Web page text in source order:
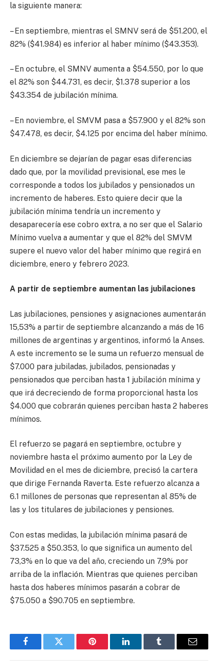
la siguiente manera:
– En septiembre, mientras el SMNV será de $51.200, el
82% ($41.984) es inferior al haber mínimo ($43.353).
– En octubre, el SMNV aumenta a $54.550, por lo que
el 82% son $44.731, es decir, $1.378 superior a los
$43.354 de jubilación mínima.
– En noviembre, el SMVM pasa a $57.900 y el 82% son
$47.478, es decir, $4.125 por encima del haber mínimo.
En diciembre se dejarían de pagar esas diferencias
dado que, por la movilidad previsional, ese mes le
corresponde a todos los jubilados y pensionados un
incremento de haberes. Esto quiere decir que la
jubilación mínima tendría un incremento y
desaparecería ese cobro extra, a no ser que el Salario
Mínimo vuelva a aumentar y que el 82% del SMVM
supere el nuevo valor del haber mínimo que regirá en
diciembre, enero y febrero 2023.
A partir de septiembre aumentan las jubilaciones
Las jubilaciones, pensiones y asignaciones aumentarán
15,53% a partir de septiembre alcanzando a más de 16
millones de argentinas y argentinos, informó la Anses.
A este incremento se le suma un refuerzo mensual de
$7.000 para jubiladas, jubilados, pensionadas y
pensionados que perciban hasta 1 jubilación mínima y
que irá decreciendo de forma proporcional hasta los
$4.000 que cobrarán quienes perciban hasta 2 haberes
mínimos.
El refuerzo se pagará en septiembre, octubre y
noviembre hasta el próximo aumento por la Ley de
Movilidad en el mes de diciembre, precisó la cartera
que dirige Fernanda Raverta. Este refuerzo alcanza a
6.1 millones de personas que representan al 85% de
las y los titulares de jubilaciones y pensiones.
Con estas medidas, la jubilación mínima pasará de
$37.525 a $50.353, lo que significa un aumento del
73,3% en lo que va del año, creciendo un 7,9% por
arriba de la inflación. Mientras que quienes perciban
hasta dos haberes mínimos pasarán a cobrar de
$75.050 a $90.705 en septiembre.
FacebookTwitter Pinterest LinkedInTumblr Email